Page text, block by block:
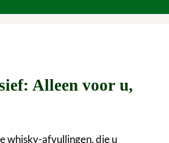
Alleen voor u,
whisky-afvullingen, die u